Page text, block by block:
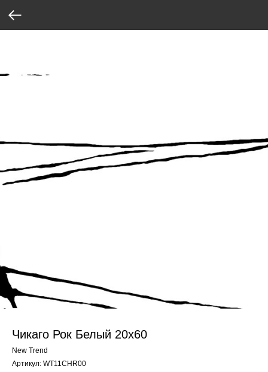
Чикаго Рок Белый 20x60
New Trend
Артикул: WT11CHR00